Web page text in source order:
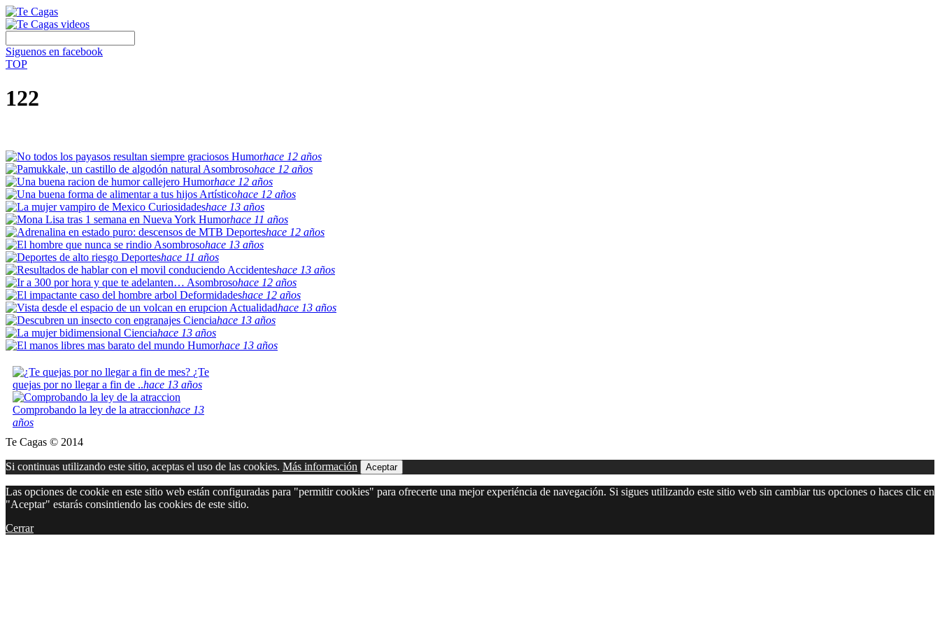
Siguenos en facebook
TOP
122
Humorhace 12 años
Asombrosohace 12 años
Humorhace 12 años
Artísticohace 12 años
Curiosidadeshace 13 años
Humorhace 11 años
Deporteshace 12 años
Asombrosohace 13 años
Deporteshace 11 años
Accidenteshace 13 años
Asombrosohace 12 años
Deformidadeshace 12 años
Actualidadhace 13 años
Cienciahace 13 años
Cienciahace 13 años
Humorhace 13 años
¿Te
quejas por no llegar a fin de ..hace 13 años
Comprobando la ley de la atraccionhace 13
años
Te Cagas © 2014
Si continuas utilizando este sitio, aceptas el uso de las cookies. Más información Aceptar
Las opciones de cookie en este sitio web están configuradas para "permitir cookies" para ofrecerte una mejor experiéncia de navegación. Si sigues utilizando este sitio web sin cambiar tus opciones o haces clic en
"Aceptar" estarás consintiendo las cookies de este sitio.
Cerrar